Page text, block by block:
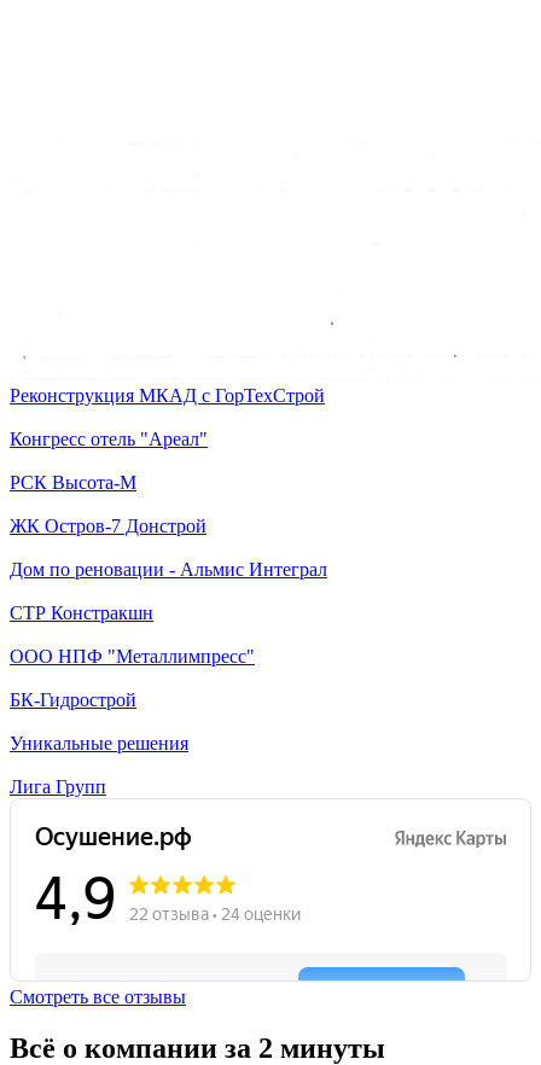
Реконструкция МКАД с ГорТехСтрой
Конгресс отель "Ареал"
РСК Высота-М
ЖК Остров-7 Донстрой
Дом по реновации - Альмис Интеграл
СТР Констракшн
ООО НПФ "Металлимпресс"
БК-Гидрострой
Уникальные решения
Лига Групп
Смотреть все отзывы
Всё о компании за 2 минуты